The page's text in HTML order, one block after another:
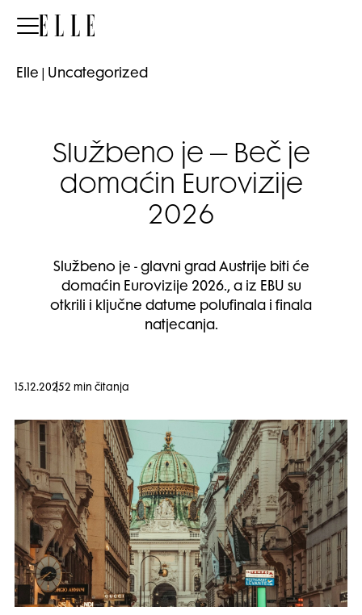
Elle
Elle Uncategorized
Službeno je – Beč je
domaćin Eurovizije
2026
Službeno je - glavni grad Austrije biti će
domaćin Eurovizije 2026., a iz EBU su
otkrili i ključne datume polufinala i finala
natjecanja.
15.12.20252 min čitanja